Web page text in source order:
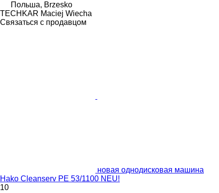
Польша, Brzesko
TECHKAR Maciej Wiecha
Связаться с продавцом
новая однодисковая машина
Hako Cleanserv PE 53/1100 NEU!
10